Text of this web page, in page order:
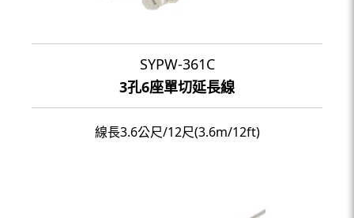
SYPW-361C
3孔6座單切延長線
線長3.6公尺/12尺(3.6m/12ft)